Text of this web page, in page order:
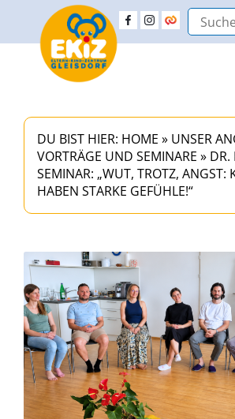
DU BIST HIER: HOME » UNSER
VORTRÄGE UND SEMINARE » DR.
SEMINAR: „WUT, TROTZ, ANGST:
HABEN STARKE GEFÜHLE!“